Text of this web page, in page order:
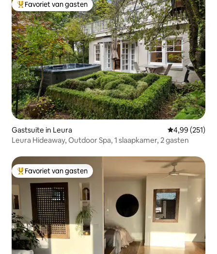
Topfavoriet van gasten
Favoriet van gasten
Gastsuite in Leura Gemiddelde
4,99 (251)
Leura Hideaway, Outdoor Spa, 1 slaapkamer, 2 gasten
Topfavoriet van gasten
Favoriet van gasten